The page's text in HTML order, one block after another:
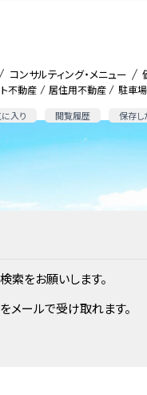
不動産 居住用不動産 駐車
入り 閲覧履歴 保存し
コンサルティング・メニュー
索をお願いします。
メールで受け取れます。